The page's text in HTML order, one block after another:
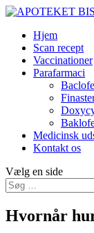
Hjem
Scan recept
Vaccinationer
Parafarmaci
Medicinsk
Kontakt os
Vælg en side
Hvornår